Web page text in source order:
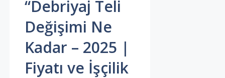
“Debriyaj Teli
Değişimi Ne
Kadar – 2025 |
Fiyatı ve İşçilik